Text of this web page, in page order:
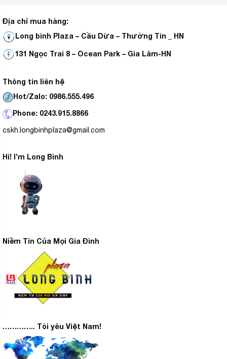
Địa chỉ mua hàng:
Long bình Plaza – Cầu Dừa – Thường Tín _ HN
131 Ngọc Trai 8 – Ocean Park – Gia Lâm-HN
Thông tin liên hệ
Hot/Zalo: 0986.555.496
Phone: 0243.915.8866
cskh.longbinhplaza@gmail.com
Hi! I’m Long Bình
Niềm Tin Của Mọi Gia Đình
………….. Tôi yêu Việt Nam!